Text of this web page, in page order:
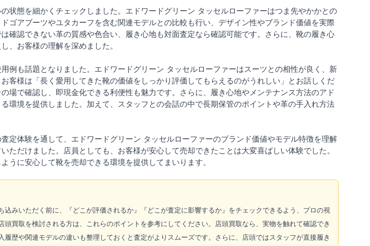
状態を細かくチェックしました。エドワードグリーン タッセルローファーはつま先やかかとの
ゴアブーツやユタカーフを含む関連モデルとの比較も行い、デザイン性やブランド価値を実際
確認できない革の質感や色合い、履き心地も対面査定なら確認可能です。さらに、靴の履き心
、お客様の理解を深めました。
例も話題となりました。エドワードグリーン タッセルローファーはスーツとの相性が良く、新
客様は「長く愛用してきた靴の価値をしっかり評価してもらえるのがうれしい」とお話しくだ
場で確認し、即現金化できる利便性も魅力です。さらに、履き心地やメンテナンス方法のアド
環境を提供しました。加えて、スタッフとの会話の中で長期保管のポイントや革の手入れ方法
定体験を通して、エドワードグリーン タッセルローファーのブランド価値やモデル特徴を理解
ただけました。店員としても、お客様が安心して売却できたことは大変喜ばしい体験でした。
うに安心して靴を売却できる環境を提供してまいります。
込みいただく前に、『どこが評価されるか』『どこが査定に影響するか』をチェックできるよう、プロの視
頭買取を検討される方は、これらのポイントを参考にしてください。店頭買取なら、実物を触れて確認でき
履歴や関連モデルの違いも整理しておくと査定がよりスムーズです。さらに、店頭ではスタッフが直接履き